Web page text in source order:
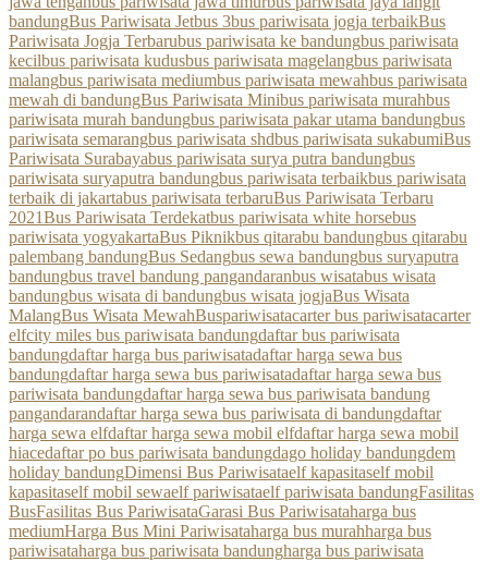
bandungBus Pariwisata Jetbus 3bus pariwisata jogja terbaikBus
Pariwisata Jogja Terbarubus pariwisata ke bandungbus pariwisata
kecilbus pariwisata kudusbus pariwisata magelangbus pariwisata
malangbus pariwisata mediumbus pariwisata mewahbus pariwisata
mewah di bandungBus Pariwisata Minibus pariwisata murahbus
pariwisata murah bandungbus pariwisata pakar utama bandungbus
pariwisata semarangbus pariwisata shdbus pariwisata sukabumiBus
Pariwisata Surabayabus pariwisata surya putra bandungbus
pariwisata suryaputra bandungbus pariwisata terbaikbus pariwisata
terbaik di jakartabus pariwisata terbaruBus Pariwisata Terbaru
2021Bus Pariwisata Terdekatbus pariwisata white horsebus
pariwisata yogyakartaBus Piknikbus qitarabu bandungbus qitarabu
palembang bandungBus Sedangbus sewa bandungbus suryaputra
bandungbus travel bandung pangandaranbus wisatabus wisata
bandungbus wisata di bandungbus wisata jogjaBus Wisata
MalangBus Wisata MewahBuspariwisatacarter bus pariwisatacarter
elfcity miles bus pariwisata bandungdaftar bus pariwisata
bandungdaftar harga bus pariwisatadaftar harga sewa bus
bandungdaftar harga sewa bus pariwisatadaftar harga sewa bus
pariwisata bandungdaftar harga sewa bus pariwisata bandung
pangandarandaftar harga sewa bus pariwisata di bandungdaftar
harga sewa elfdaftar harga sewa mobil elfdaftar harga sewa mobil
hiacedaftar po bus pariwisata bandungdago holiday bandungdem
holiday bandungDimensi Bus Pariwisataelf kapasitaself mobil
kapasitaself mobil sewaelf pariwisataelf pariwisata bandungFasilitas
BusFasilitas Bus PariwisataGarasi Bus Pariwisataharga bus
mediumHarga Bus Mini Pariwisataharga bus murahharga bus
pariwisataharga bus pariwisata bandungharga bus pariwisata